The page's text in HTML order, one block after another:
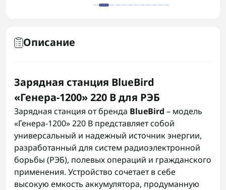
Описание
Зарядная станция BlueBird
«Генера-1200» 220 В для РЭБ
Зарядная станция от бренда BlueBird – модель
«Генера-1200» 220 В представляет собой
универсальный и надежный источник энергии,
разработанный для систем радиоэлектронной
борьбы (РЭБ), полевых операций и гражданского
применения. Устройство сочетает в себе
высокую емкость аккумулятора, продуманную